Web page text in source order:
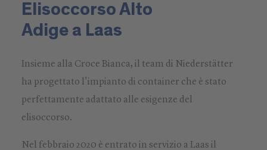
Elisoccorso Alto
Adige a Laas
Insieme alla Croce Bianca, il team di Niederstätter
ha progettato l'impianto di container che è stato
perfettamente adattato alle esigenze del
elisoccorso.
Nel febbraio 2020 è entrato in servizio a Laas il